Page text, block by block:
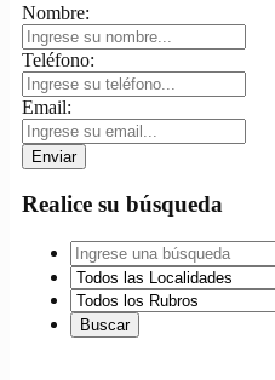
Nombre:
Teléfono:
Email:
Realice su búsqueda